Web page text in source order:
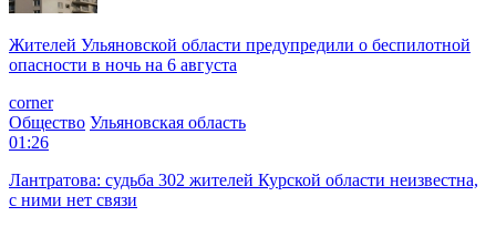
Жителей Ульяновской области предупредили о беспилотной
опасности в ночь на 6 августа
corner
Общество Ульяновская область
01:26
Лантратова: судьба 302 жителей Курской области неизвестна,
с ними нет связи